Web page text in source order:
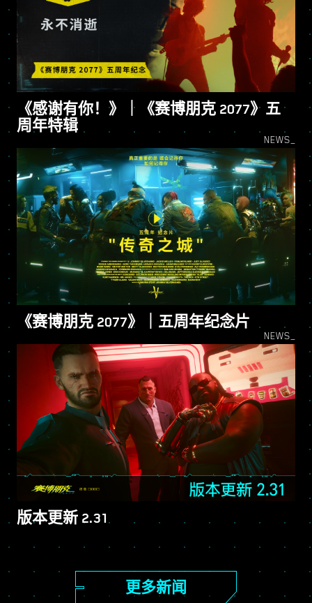
《感谢有你！》｜《赛博朋克 2077》五
周年特辑
NEWS_
《赛博朋克 2077》｜五周年纪念片
NEWS_
版本更新 2.31
更多新闻